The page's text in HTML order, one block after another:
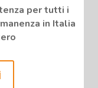
per tutti i
in Italia